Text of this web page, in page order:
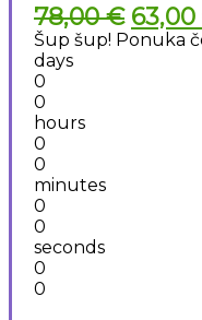
78,00€
cena
bola:
63,00
Šup šup! Ponuka
days
0
0
hours
0
0
minutes
0
0
seconds
0
0